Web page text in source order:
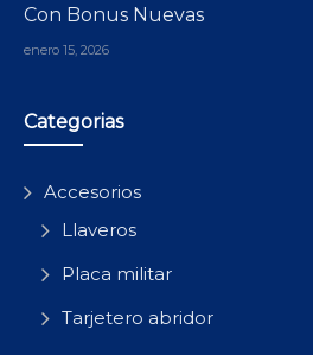
Con Bonus Nuevas
enero 15, 2026
Categorias
Accesorios
Llaveros
Placa militar
Tarjetero abridor